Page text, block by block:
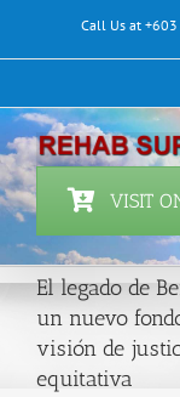
content
Call Us at
VISIT
El legado de
un nuevo
visión de
equitativa